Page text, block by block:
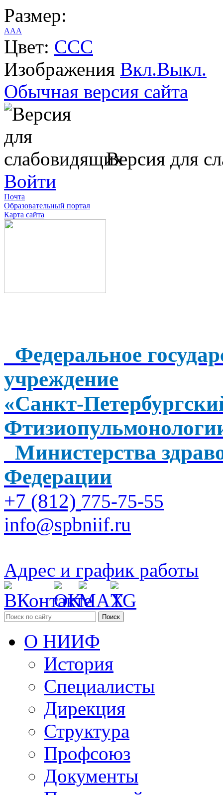
Размер:
AAA
Цвет: CCC
Изображения Вкл.Выкл.
Обычная версия сайта
Версия для
Войти
Почта
Образовательный портал
Карта сайта
Федеральное
учреждение
«Санкт-
Министерства
Федерации
+7 (812) 775-75-55
info@spbniif.ru
Адрес и график работы
Поиск
О НИИФ
История
Специалисты
Дирекция
Структура
Профсоюз
Документы